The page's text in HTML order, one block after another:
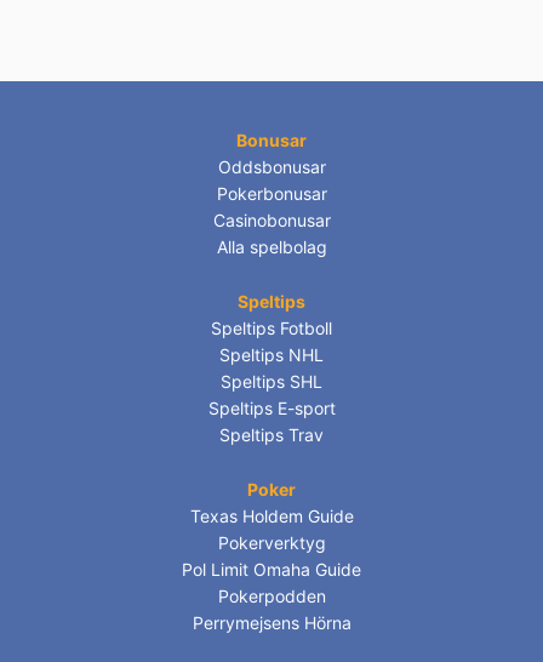
Bonusar
Oddsbonusar
Pokerbonusar
Casinobonusar
Alla spelbolag
Speltips
Speltips Fotboll
Speltips NHL
Speltips SHL
Speltips E-sport
Speltips Trav
Poker
Texas Holdem Guide
Pokerverktyg
Pol Limit Omaha Guide
Pokerpodden
Perrymejsens Hörna